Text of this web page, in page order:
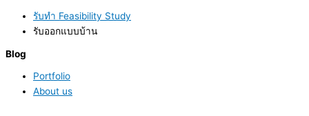
รับทำ Feasibility Study
รับออกแบบบ้าน
Blog
Portfolio
About us